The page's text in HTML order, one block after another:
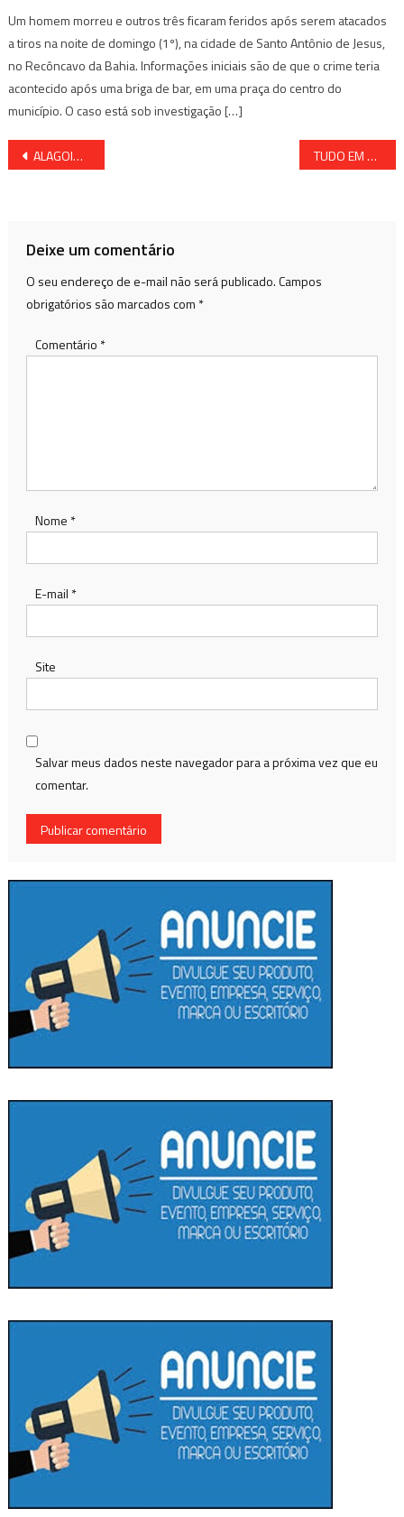
Um homem morreu e outros três ficaram feridos após serem atacados
a tiros na noite de domingo (1º), na cidade de Santo Antônio de Jesus,
no Recôncavo da Bahia. Informações iniciais são de que o crime teria
acontecido após uma briga de bar, em uma praça do centro do
município. O caso está sob investigação […]
Navegação
ALAGOINHAS É A CIDADE DOS ASSALTOS A ÔNIBUS INTERESTADUAIS TUDO EM CASA: MÃE VAI PARA A LUA DE MEL DA FILHA E TOMA O MARIDO DELA
Deixe um comentário
O seu endereço de e-mail não será publicado.Campos
obrigatórios são marcados com *
Comentário *
Nome *
E-mail *
Site
Salvar meus dados neste navegador para a próxima vez que eu
comentar.